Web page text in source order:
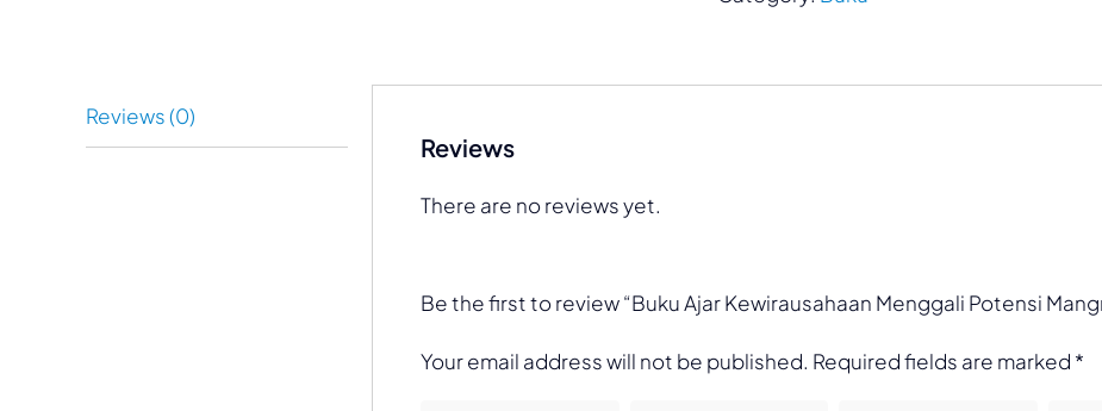
Reviews (0)
Reviews
There are no reviews yet.
Be the first to review “Buku Ajar Kewirausahaan Menggali Potensi
Your email address will not be published. Required fields are marked *